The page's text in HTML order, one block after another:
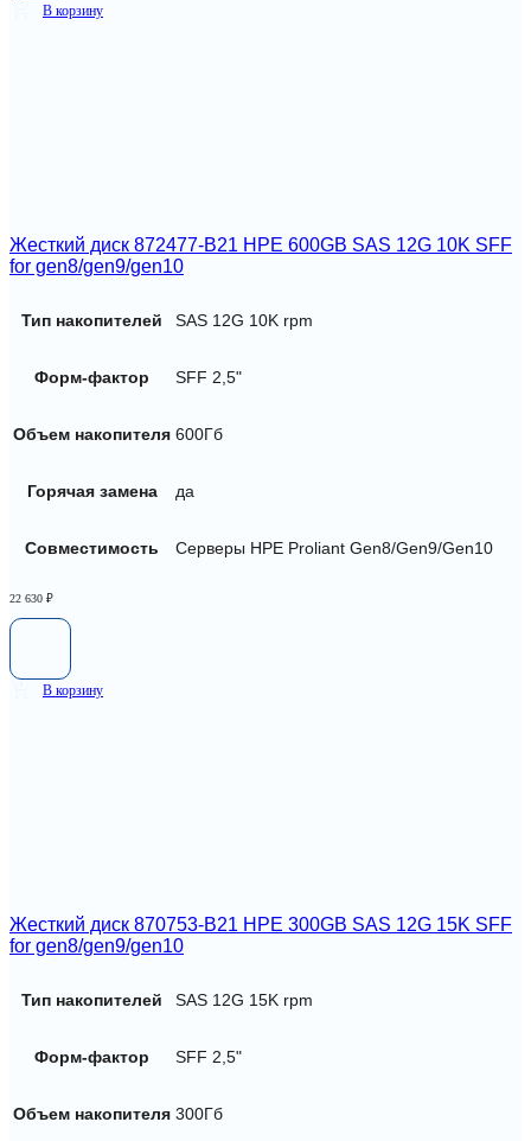
В корзину
Жесткий диск 872477-B21 HPE 600GB SAS 12G 10K SFF
for gen8/gen9/gen10
Тип накопителей SAS 12G 10K rpm
Форм-фактор SFF 2,5"
Объем накопителя 600Гб
Горячая замена да
Совместимость Серверы HPE Proliant Gen8/Gen9/Gen10
22 630 ₽
В корзину
Жесткий диск 870753-B21 HPE 300GB SAS 12G 15K SFF
for gen8/gen9/gen10
Тип накопителей SAS 12G 15K rpm
Форм-фактор SFF 2,5"
Объем накопителя 300Гб